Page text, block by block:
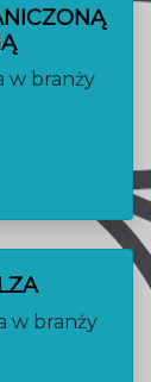
w branży
w branży